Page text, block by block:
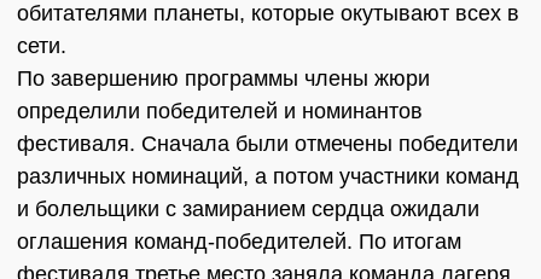
обитателями планеты, которые окутывают всех в
сети.
По завершению программы члены жюри
определили победителей и номинантов
фестиваля. Сначала были отмечены победители
различных номинаций, а потом участники команд
и болельщики с замиранием сердца ожидали
оглашения команд-победителей. По итогам
фестиваля третье место заняла команда лагеря